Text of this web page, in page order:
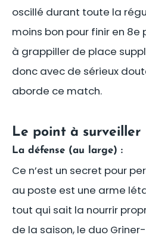
oscillé durant toute la
moins bon pour finir en 8e
à grappiller de place
donc avec de sérieux
aborde ce match.
Le point à surveiller
La défense (au large) :
Ce n’est un secret pour
au poste est une arme
tout qui sait la nourrir
de la saison, le duo